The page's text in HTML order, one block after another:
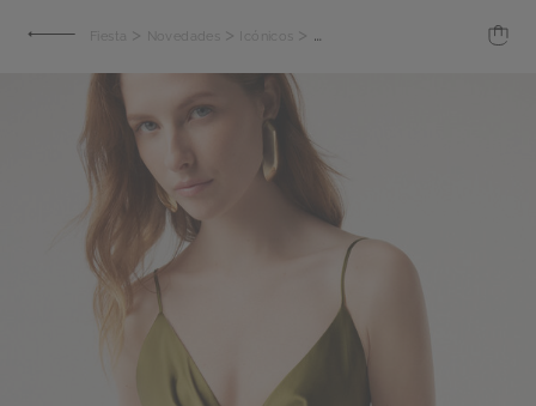
Fiesta > Novedades > Icónicos > Vestido largo Roma